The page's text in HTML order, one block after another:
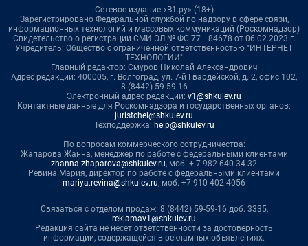
Сетевое издание «В1.ру» (18+)
Зарегистрировано Федеральной службой по надзору в сфере связи,
информационных технологий и массовых коммуникаций (Роскомнадзор)
Свидетельство о регистрации СМИ ЭЛ № ФС 77– 84678 от 06.02.2023 г.
Учредитель: Общество с ограниченной ответственностью "ИНТЕРНЕТ
ТЕХНОЛОГИИ"
Главный редактор: Смуров Николай Александрович
Адрес редакции: 400005, г. Волгоград, ул. 7-й Гвардейской, д. 2, офис 102,
8 (8442) 59-59-16
Электронный адрес редакции: v1@shkulev.ru
Контактные данные для Роскомнадзора и государственных органов:
juristchel@shkulev.ru
Техподдержка: help@shkulev.ru
По вопросам коммерческого сотрудничества:
Жапарова Жанна, менеджер по работе с федеральными клиентами
zhanna.zhaparova@shkulev.ru, моб. + 7 982 640 34 32
Ревина Мария, директор по работе с федеральными клиентами
mariya.revina@shkulev.ru, моб. +7 910 402 4056
Связаться с отделом продаж: 8 (8442) 59-59-16 доб. 3335,
reklamav1@shkulev.ru
Редакция сайта не несет ответственности за достоверность
информации, содержащейся в рекламных объявлениях.